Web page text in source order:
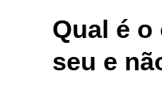
Qual é
seu e